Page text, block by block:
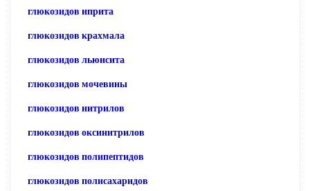
глюкозидов иприта
глюкозидов крахмала
глюкозидов льюисита
глюкозидов мочевины
глюкозидов нитрилов
глюкозидов оксинитрилов
глюкозидов полипептидов
глюкозидов полисахаридов